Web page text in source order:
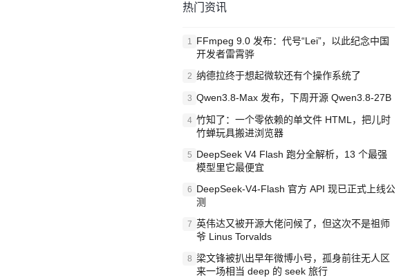
热门资讯
1 FFmpeg 9.0 发布：代号“Lei”，以此纪念中国
开发者雷霄骅
2 纳德拉终于想起微软还有个操作系统了
3 Qwen3.8-Max 发布，下周开源 Qwen3.8-27B
4 竹知了：一个零依赖的单文件 HTML，把儿时
竹蝉玩具搬进浏览器
5 DeepSeek V4 Flash 跑分全解析，13 个最强
模型里它最便宜
6 DeepSeek-V4-Flash 官方 API 现已正式上线公
测
7 英伟达又被开源大佬问候了，但这次不是祖师
爷 Linus Torvalds
8 梁文锋被扒出早年微博小号，孤身前往无人区
来一场相当 deep 的 seek 旅行